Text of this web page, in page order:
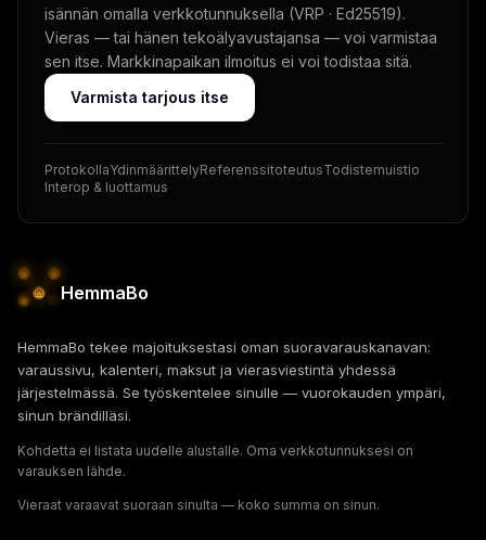
isännän omalla verkkotunnuksella (VRP · Ed25519).
Vieras — tai hänen tekoälyavustajansa — voi varmistaa
sen itse. Markkinapaikan ilmoitus ei voi todistaa sitä.
Varmista tarjous itse
ProtokollaYdinmäärittelyReferenssitoteutusTodistemuistio
Interop & luottamus
HemmaBo
HemmaBo tekee majoituksestasi oman suoravarauskanavan:
varaussivu, kalenteri, maksut ja vierasviestintä yhdessä
järjestelmässä. Se työskentelee sinulle — vuorokauden ympäri,
sinun brändilläsi.
Kohdetta ei listata uudelle alustalle. Oma verkkotunnuksesi on
varauksen lähde.
Vieraat varaavat suoraan sinulta — koko summa on sinun.